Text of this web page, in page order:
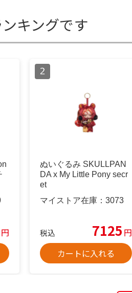
キングです
円
ぬいぐるみ SKULLPAN
DA x My Little Pony secr
et
マイストア在庫： 3073
税込 7125 円
カートに入れる